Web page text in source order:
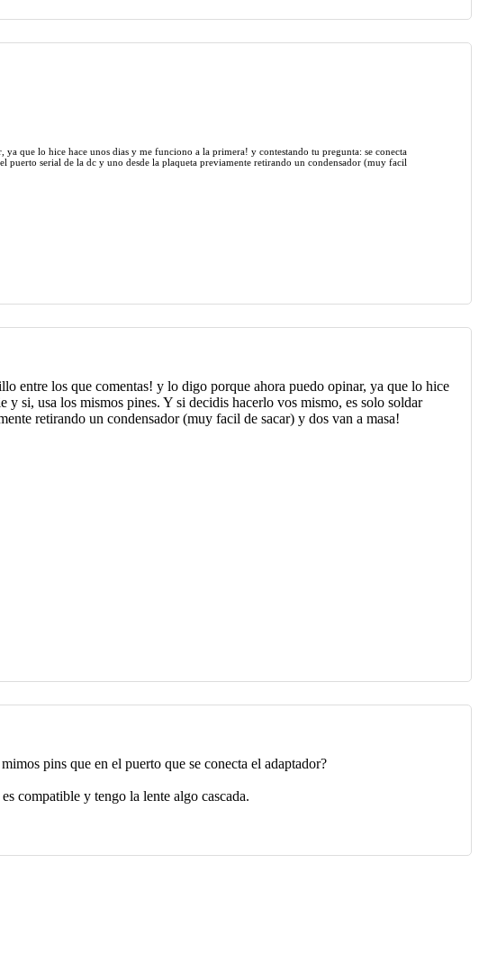
que lo hice hace unos dias y me funciono a la primera! y contestando tu pregunta: se conecta
puerto serial de la dc y uno desde la plaqueta previamente retirando un condensador (muy facil
entre los que comentas! y lo digo porque ahora puedo opinar, ya que lo hice
si, usa los mismos pines. Y si decidis hacerlo vos mismo, es solo soldar
retirando un condensador (muy facil de sacar) y dos van a masa!
pins que en el puerto que se conecta el adaptador?
compatible y tengo la lente algo cascada.